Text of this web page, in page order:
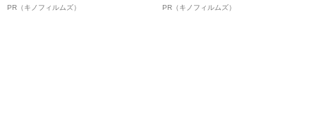
ルインタビュー“観客を魅了した
PR（キノフィルムズ）
ボ》
PR（キノフィルムズ）